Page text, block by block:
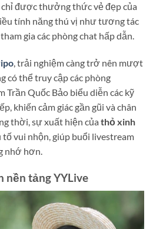
được thưởng thức vẻ đẹp của
tính năng thú vị như tương tác
gia các phòng chat hấp dẫn.
, trải nghiệm càng trở nên mượt
có thể truy cập các phòng
Trần Quốc Bảo biểu diễn các kỹ
khiến cảm giác gần gũi và chân
thời, sự xuất hiện của thỏ xinh
vui nhộn, giúp buổi livestream
nhớ hơn.
nền tảng YYLive